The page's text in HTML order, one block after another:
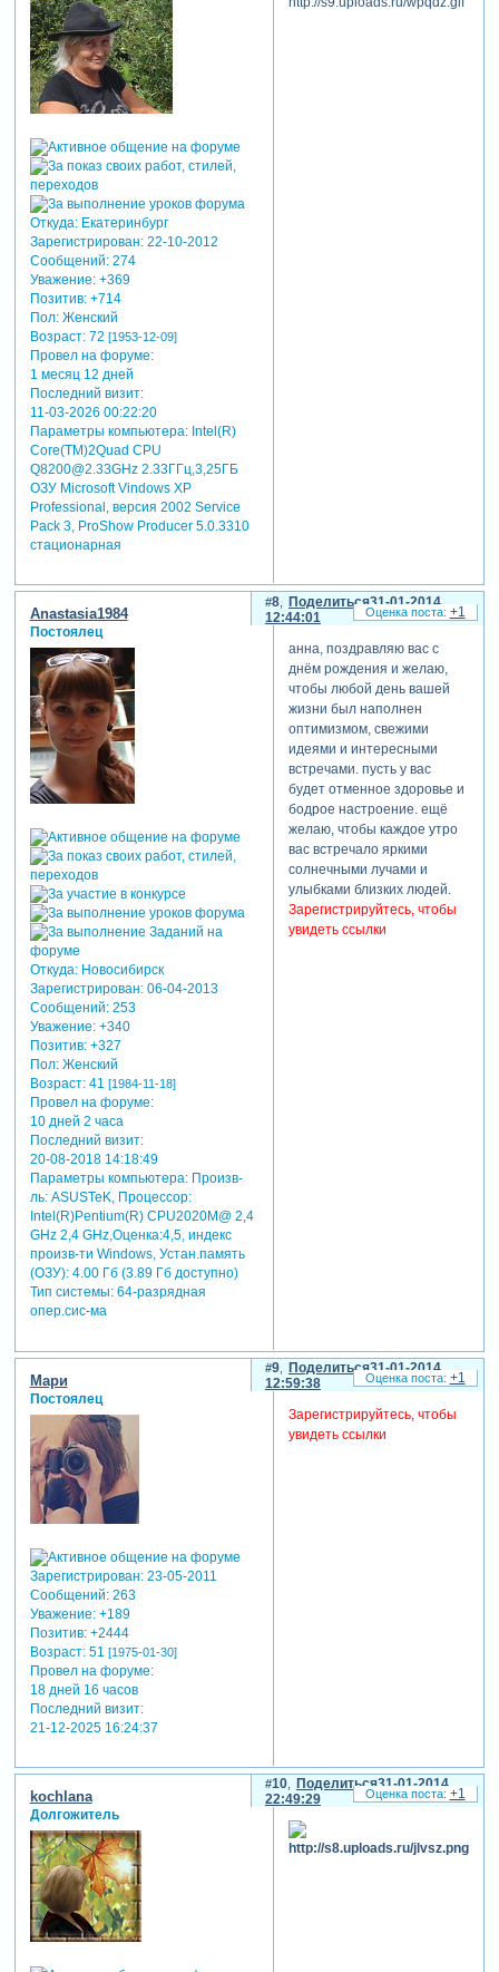
Откуда:Екатеринбург
Зарегистрирован: 22-10-2012
Сообщений:274
Уважение: +369
Позитив: +714
Пол:Женский
Возраст:72 [1953-12-09]
Провел на форуме:
1 месяц 12 дней
Последний визит:
11-03-2026 00:22:20
Параметры компьютера:Intel(R)
Core(TM)2Quad CPU
Q8200@2.33GHz 2.33ГГц,3,25ГБ
ОЗУ Microsoft Vindows XP
Professional, версия 2002 Service
Pack 3, ProShow Producer 5.0.3310
стационарная
Поделиться
8
31-01-2014
12:44:01
Anastasia1984
Постоялец
Откуда:Новосибирск
Зарегистрирован: 06-04-2013
Сообщений:253
Уважение: +340
Позитив: +327
Пол:Женский
Возраст:41 [1984-11-18]
Провел на форуме:
10 дней 2 часа
Последний визит:
20-08-2018 14:18:49
Параметры компьютера:Произв-
ль: ASUSTeK, Процессор:
Intel(R)Pentium(R) CPU2020M@ 2,4
GHz 2,4 GHz,Оценка:4,5, индекс
произв-ти Windows, Устан.память
(ОЗУ): 4.00 Гб (3.89 Гб доступно)
Тип системы: 64-разрядная
опер.сис-ма
анна, поздравляю вас с
днём рождения и желаю,
чтобы любой день вашей
жизни был наполнен
оптимизмом, свежими
идеями и интересными
встречами. пусть у вас
будет отменное здоровье и
бодрое настроение. ещё
желаю, чтобы каждое утро
вас встречало яркими
солнечными лучами и
улыбками близких людей.
Зарегистрируйтесь, чтобы
увидеть ссылки
+1
Поделиться
9
31-01-2014
12:59:38
Мари
Постоялец
Зарегистрирован: 23-05-2011
Сообщений:263
Уважение: +189
Позитив: +2444
Возраст:51 [1975-01-30]
Провел на форуме:
18 дней 16 часов
Последний визит:
21-12-2025 16:24:37
Зарегистрируйтесь, чтобы
увидеть ссылки
+1
Поделиться
10
31-01-2014
22:49:29
kochlana
Долгожитель
+1